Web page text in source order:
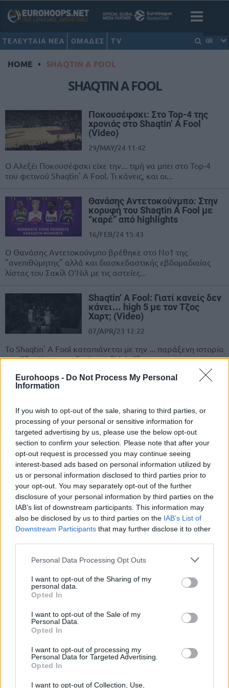
Eurohoops - Do Not Process My Personal
Information
If you wish to opt-out of the sale, sharing to third parties, or
processing of your personal or sensitive information for
targeted advertising by us, please use the below opt-out
section to confirm your selection. Please note that after your
opt-out request is processed you may continue seeing
interest-based ads based on personal information utilized by
us or personal information disclosed to third parties prior to
your opt-out. You may separately opt-out of the further
disclosure of your personal information by third parties on the
IAB’s list of downstream participants. This information may
also be disclosed by us to third parties on the IAB’s List of
Downstream Participants that may further disclose it to other
Please note that this website/app uses one or more Google
not limited to your visit or usage behaviour. You may click to
grant or deny consent to Google and its third-party tags to
use your data for below specified purposes in below Google
consent section.
Personal Data Processing Opt Outs
I want to opt-out of the Sharing of my
personal data.
Opted In
I want to opt-out of the Sale of my
Personal Data.
Opted In
I want to opt-out of processing my
Personal Data for Targeted Advertising.
Opted In
I want to opt-out of Collection, Use,
ΤΕΛΕΥΤΑΙΑ ΝΕΑ ΟΜΑΔΕΣ TV GR
HOME • SHAQTIN A FOOL
SHAQTIN A FOOL
Ποκουσέφσκι: Στο Top-4 της
χρονιάς στο Shaqtin’ A Fool
(Video)
29/MAY/24 11:42
Ο Αλεξέι Ποκουσέφσκι είχε την... τιμή να μπει στο Top-4
του φετινού Shaqtin' A Fool. Τι κάνεις, και οι...
Θανάσης Αντετοκούνμπο: Στην
κορυφή του Shaqtin A Fool με
“καρέ” από highlights
16/FEB/24 15:43
Ο Θανάσης Αντετοκούνμπο βρέθηκε στο Νο1 της
"ανεπιθύμητης" αλλά και διασκεδαστικής εβδομαδιαίας
λίστας του Σακίλ Ο’Νιλ με τις αστείες...
Shaqtin’ A Fool: Γιατί κανείς δεν
κάνει… high 5 με τον Τζος
Χαρτ; (Video)
07/APR/23 12:22
Το Shaqtin' A Fool καταπιάνεται με την ... παράξενη ιστορία
του Τζος Χαρτ που ζητάει το "high 5" με...
Shaqtin’ A Fool: Το πιο… αργό
03/MAR/23 11:00
O Nίκολα Γιόκιτς έκανε την πιο αργή... πτώση σε flopping
που έχουμε δει ποτέ! Δικαίως πήρε το Νο1 στο...
Γιάννης: Ακόμα ένα Νο1… αλλά
στο Shaqtin’ και ποδοσφαιρική
κίτρινη κάρτα για flopping
(Video)
30/NOV/22 09:25
Ο Γιάννης Αντετοκούνμπο κέρδισε ακόμα ένα Νο1. Αυτή τη
φορά όμως στο... Shaqtin' A Fool! Ε, δεν πειράζει.
Λέικερς: Κάτι κέρδισαν κι
αυτοί… Το Νο1 στο Shaqtin’ A
02/NOV/22 07:56
Είναι τέτοιο το ξεκίνημα της σεζόν από τους Λέικερς (1-5),
βραβείο: το Νο1 στο Shaqtin’ A